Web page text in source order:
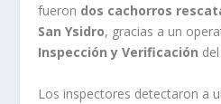
fueron dos cachorros
San Ysidro, gracias a un
Inspección y Verificación
Los inspectores detectaron a